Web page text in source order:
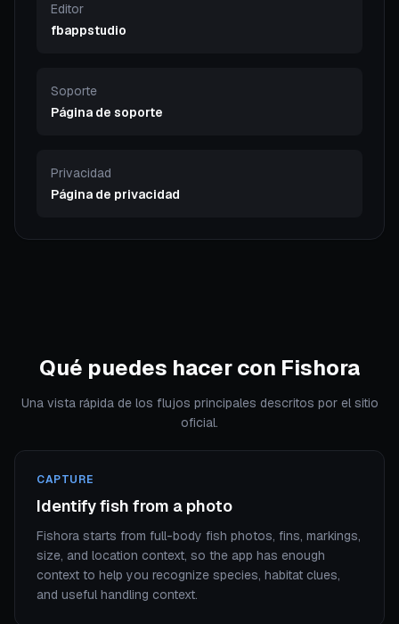
Editor
fbappstudio
Soporte
Página de soporte
Privacidad
Página de privacidad
Qué puedes hacer con Fishora
Una vista rápida de los flujos principales descritos por el sitio
oficial.
CAPTURE
Identify fish from a photo
Fishora starts from full-body fish photos, fins, markings,
size, and location context, so the app has enough
context to help you recognize species, habitat clues,
and useful handling context.